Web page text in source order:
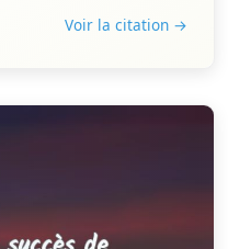
Voir la citation →